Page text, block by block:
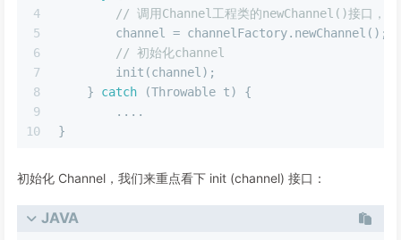
4
5
6
7
8
9
10
// 调用Channel工程类的newChannel()接口，创
        channel = channelFactory.newChannel();
// 初始化channel
        init(channel);
    }
catch (Throwable t) {
        ....
}
初始化 Channel，我们来重点看下 init (channel) 接口：
JAVA